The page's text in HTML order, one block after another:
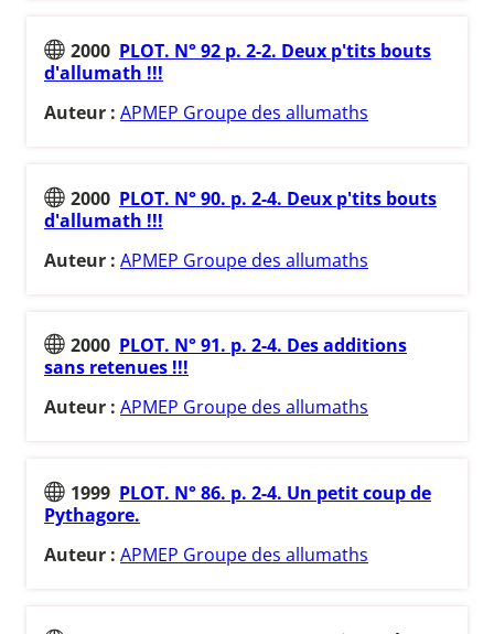
2000 PLOT. N° 92 p. 2-2. Deux p'tits bouts
d'allumath !!!
Auteur : APMEP Groupe des allumaths
2000 PLOT. N° 90. p. 2-4. Deux p'tits bouts
d'allumath !!!
Auteur : APMEP Groupe des allumaths
2000 PLOT. N° 91. p. 2-4. Des additions
sans retenues !!!
Auteur : APMEP Groupe des allumaths
1999 PLOT. N° 86. p. 2-4. Un petit coup de
Pythagore.
Auteur : APMEP Groupe des allumaths